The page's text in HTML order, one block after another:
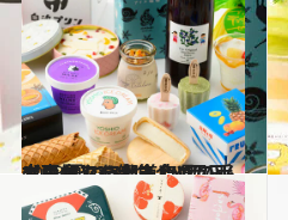
2023.7.23
【画像】47都道府県の手土産 夏にうれしい！ ひんやりおやつ大集合 “西日本エリアを総まとめ”
グルメ